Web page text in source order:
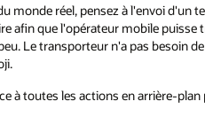
monde réel, pensez à l'envoi d'un
afin que l'opérateur mobile
Le transporteur n'a pas besoin
à toutes les actions en arrière-